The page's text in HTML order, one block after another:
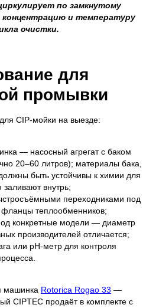
по замкнутому
концентрацию и температуру
очистки.
для
промывки
CIP-мойки на выезде:
— насосный агрегат с баком
20–60 литров); материалы бака,
быть устойчивы к химии для
внутрь;
переходниками под
теплообменников;
конкретные модели — диаметр
производителей отличается;
или pH-метр для контроля
машинка Rotorica Rogao 33 —
CIPTEC продаёт в комплекте с